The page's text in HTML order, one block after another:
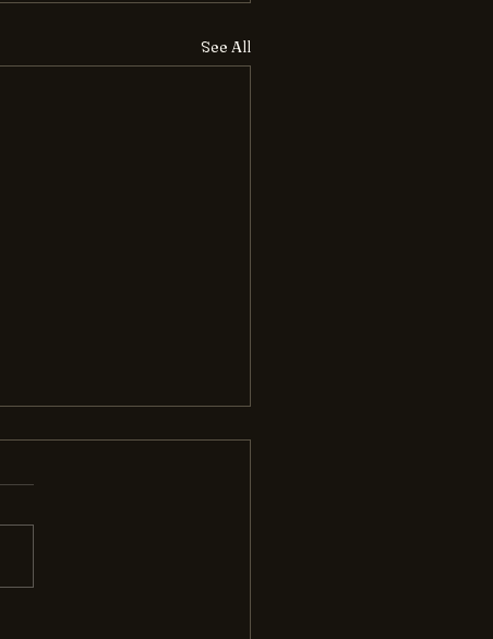
See All